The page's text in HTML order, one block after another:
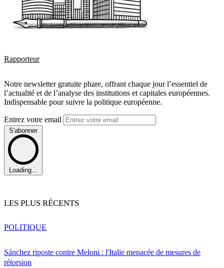
Rapporteur
Notre newsletter gratuite phare, offrant chaque jour l’essentiel de
l’actualité et de l’analyse des institutions et capitales européennes.
Indispensable pour suivre la politique européenne.
Entrez votre email
S'abonner
Loading...
LES PLUS RÉCENTS
Sánchez riposte contre Meloni : l'Italie menacée de mesures de
rétorsion
POLITIQUE